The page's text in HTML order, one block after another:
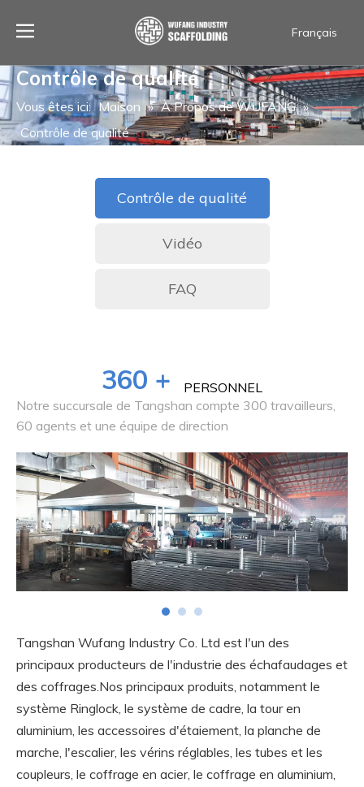
Français
Español
Português
ไทย
Contrôle de qualité
Vous êtes ici: Maison » À Propos de WUFANG »
Contrôle de qualité
Contrôle de qualité
Vidéo
FAQ
360 +
PERSONNEL
Notre succursale de Tangshan compte 300 travailleurs,
60 agents et une équipe de direction
Tangshan Wufang Industry Co. Ltd est l'un des
principaux producteurs de l'industrie des échafaudages et
des coffrages.Nos principaux produits, notamment le
système Ringlock, le système de cadre, la tour en
aluminium, les accessoires d'étaiement, la planche de
marche, l'escalier, les vérins réglables, les tubes et les
coupleurs, le coffrage en acier, le coffrage en aluminium,